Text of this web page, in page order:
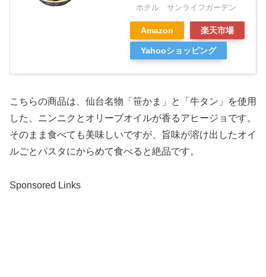
ホテル サンライフガーデン
Amazon 楽天市場
Yahooショッピング
こちらの商品は、仙台名物「笹かま」と「牛タン」を使用
した、ニンニクとオリーブオイルが香るアヒージョです。
そのまま食べても美味しいですが、旨味が溶け出したオイ
ルごとパスタにからめて食べると絶品です。
Sponsored Links